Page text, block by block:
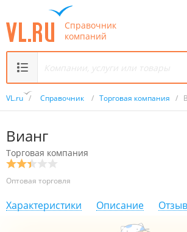
Справочник
компаний
VL.ru / Справочник / Торговая компания /
Вианг
Торговая компания
Оптовая торговля
Характеристики Описание